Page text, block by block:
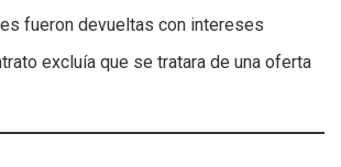
fueron devueltas con intereses
excluía que se tratara de una oferta